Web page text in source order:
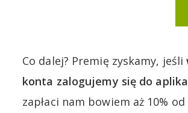
Co dalej? Premię zyskamy, jeśli
konta zalogujemy się do
zapłaci nam bowiem aż 10%